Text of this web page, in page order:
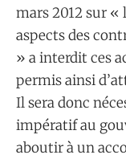
mars 2012 sur «
aspects des
» a interdit ces
permis ainsi
Il sera donc
impératif au
aboutir à un